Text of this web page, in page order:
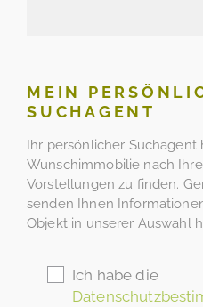
MEIN
SUCHAGENT
Ihr persönlicher Suchagent
Wunschimmobilie nach
Vorstellungen zu finden.
senden Ihnen
Objekt in unserer Auswahl
Ich habe die